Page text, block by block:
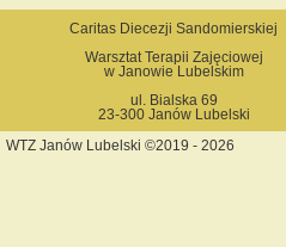
WTZ Janów Lubelski ©2019 - 2026
Caritas Diecezji Sandomierskiej
Warsztat Terapii Zajęciowej
w Janowie Lubelskim
ul. Bialska 69
23-300 Janów Lubelski